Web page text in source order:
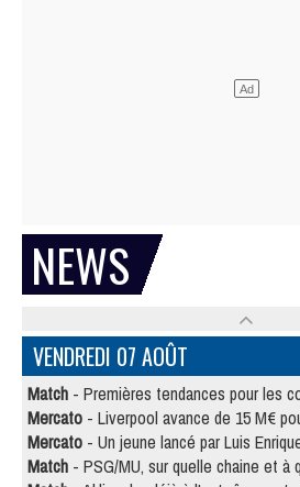
NEWS
VENDREDI 07 AOÛT
Match - Premières tendances pour les
Mercato - Liverpool avance de 15 M€
Mercato - Un jeune lancé par Luis
Match - PSG/MU, sur quelle chaine et à